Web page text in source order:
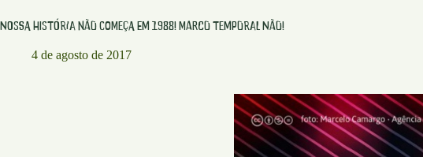
Nossa história não começa em 1988! Marco Temporal não!
4 de agosto de 2017